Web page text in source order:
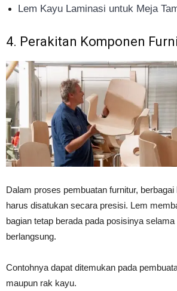
Lem Kayu Laminasi untuk Meja
4. Perakitan Komponen
Dalam proses pembuatan furnitur,
harus disatukan secara presisi. Lem
bagian tetap berada pada posisinya
berlangsung.
Contohnya dapat ditemukan pada
maupun rak kayu.